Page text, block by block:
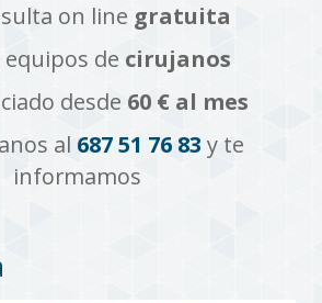
on line gratuita
equipos de cirujanos
desde 60 € al mes
al 687 51 76 83 y te
informamos